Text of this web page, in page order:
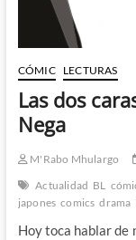
CÓMIC LECTURAS
Las dos
Nega
M'Rabo Mhulargo
Actualidad BL
japones comics drama
Hoy toca hablar de